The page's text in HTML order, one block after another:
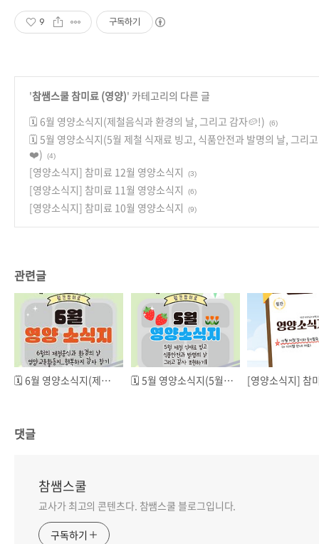
9 구독하기
'참쌤스쿨 참미료 (영양)' 카테고리의 다른 글
🗓️ 6월 영양소식지(제철음식과 환경의 날, 그리고 감자🥔!)
(6)
🗓️ 5월 영양소식지(5월 제철 식재료 빙고, 식품안전과 발명의 날, 그리
❤️)
(4)
[영양소식지] 참미료 12월 영양소식지 (3)
[영양소식지] 참미료 11월 영양소식지 (6)
[영양소식지] 참미료 10월 영양소식지 (9)
관련글
🗓️ 6월 영양소식지(제철음식과 환경의 날, 그리고 감자🥔!) 🗓️ 5월 영양소식지(5월 제철 식재료 빙고, 식품안전과 발명의 날, 그리고 감사 표현하기!❤️)
댓글
참쌤스쿨
교사가 최고의 콘텐츠다. 참쌤스쿨 블로그입니다.
구독하기